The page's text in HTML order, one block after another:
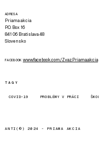
ADRESA
Priama akcia
P.O. Box 16
841 06 Bratislava 48
Slovensko
FACEBOOK www.facebook.com/Zvaz.Priama.akcia
TAGY
COVID-19 PROBLÉMY V PRÁCI
ANTI(©) 2024 - PRIAMA AKCIA